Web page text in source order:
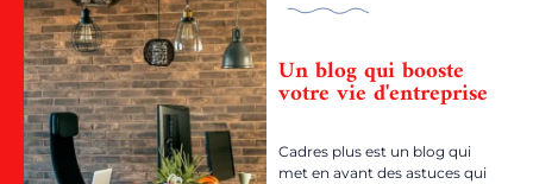
Un blog qui booste
votre vie d'entreprise
Cadres plus est un blog qui
met en avant des astuces qui